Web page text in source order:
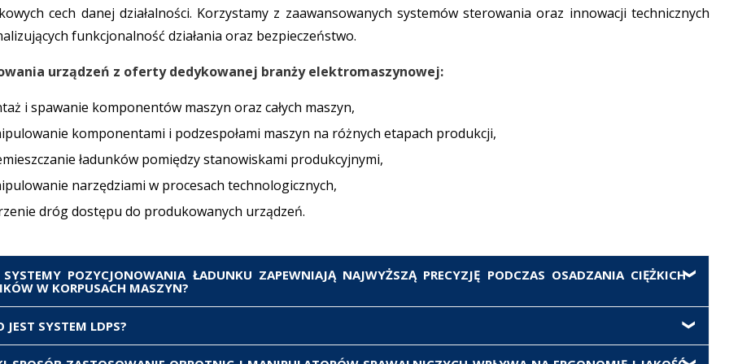
cech danej działalności. Korzystamy z zaawansowanych systemów sterowania oraz innowacji technicznych
funkcjonalność działania oraz bezpieczeństwo.
urządzeń z oferty dedykowanej branży elektromaszynowej:
i spawanie komponentów maszyn oraz całych maszyn,
komponentami i podzespołami maszyn na różnych etapach produkcji,
ładunków pomiędzy stanowiskami produkcyjnymi,
narzędziami w procesach technologicznych,
dróg dostępu do produkowanych urządzeń.
SYSTEMY POZYCJONOWANIA ŁADUNKU ZAPEWNIAJĄ NAJWYŻSZĄ PRECYZJĘ PODCZAS OSADZANIA CIĘŻKICH
W KORPUSACH MASZYN?
wirników kluczowe są suwnice z systemami pomiarowymi, takimi jak np. LDPS. Umożliwiają one milimetrowe
położenia haka, co zapobiega kolizjom. Precyzyjne sterowanie napędami pozwala na płynne manewrowanie
JEST SYSTEM LDPS?